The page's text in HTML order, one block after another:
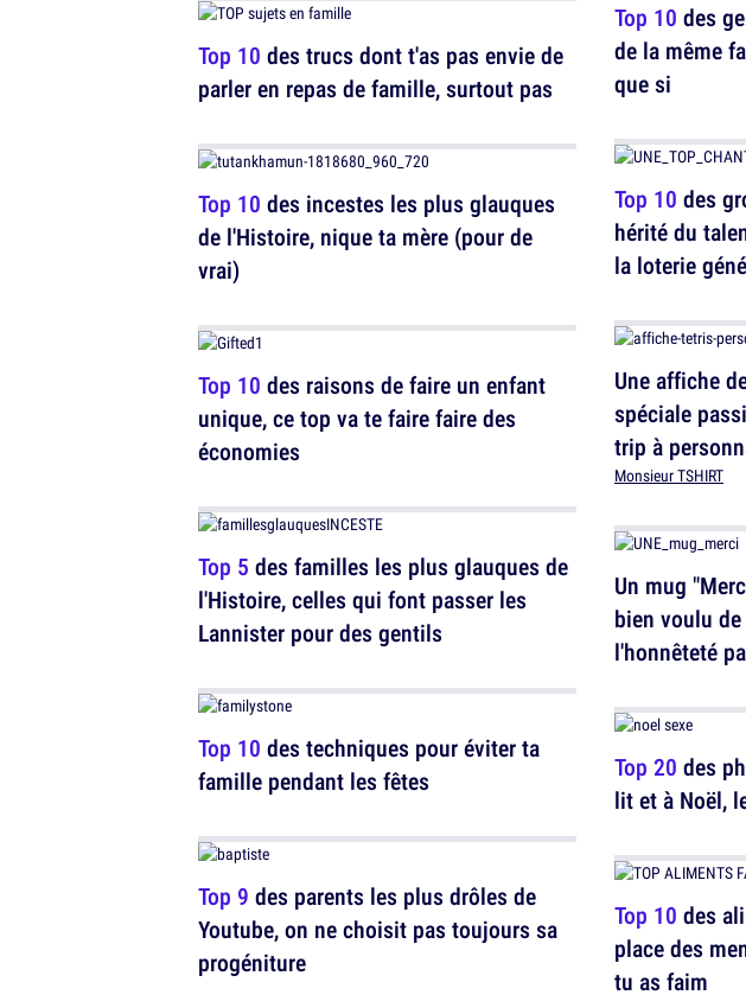
Top 10 des trucs dont t'as pas envie de
parler en repas de famille, surtout pas
Top 10 des incestes les plus glauques
de l'Histoire, nique ta mère (pour de
vrai)
Top 10 des raisons de faire un enfant
unique, ce top va te faire faire des
économies
Top 5 des familles les plus glauques de
l'Histoire, celles qui font passer les
Lannister pour des gentils
Top 10 des techniques pour éviter ta
famille pendant les fêtes
Top 9 des parents les plus drôles de
Youtube, on ne choisit pas toujours sa
progéniture
Top 10 des
de la même
que si
Top 10 des
hérité du
la loterie
Une affiche
spéciale
trip à
Monsieur TSHIRT
Un mug
bien voulu
l'honnêteté
Top 20 des
lit et à Noël,
Top 10 des
place des
tu as faim